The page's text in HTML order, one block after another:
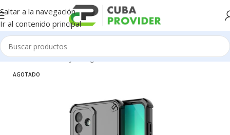
Saltar a la navegación
Ir al contenido principal
Inicio/Accesorios y Gadgets/Forros de Celulares
AGOTADO